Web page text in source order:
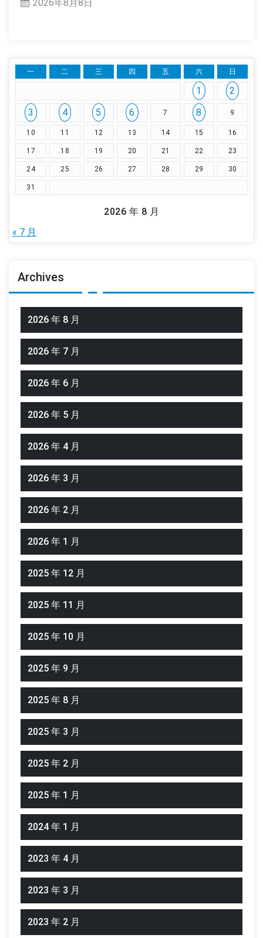
2026年8月8日
2026 年 8 月
一 二 三 四 五 六 日
1
2
3
4 5 6 7 8 9
10 11 12 13 14 15 16
17 18 19 20 21 22 23
24 25 26 27 28 29 30
31
« 7 月
Archives
2026 年 8 月
2026 年 7 月
2026 年 6 月
2026 年 5 月
2026 年 4 月
2026 年 3 月
2026 年 2 月
2026 年 1 月
2025 年 12 月
2025 年 11 月
2025 年 10 月
2025 年 9 月
2025 年 8 月
2025 年 3 月
2025 年 2 月
2025 年 1 月
2024 年 1 月
2023 年 4 月
2023 年 3 月
2023 年 2 月